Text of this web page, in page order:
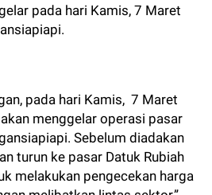
pada hari Kamis, 7 Maret
pada hari Kamis, 7 Maret
menggelar operasi pasar
Sebelum diadakan
turun ke pasar Datuk Rubiah
melakukan pengecekan harga